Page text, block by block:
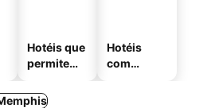
Hotéis que
permitem
Hotéis
com